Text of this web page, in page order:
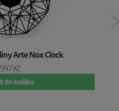
Arte Nox Clock
997 Kč
do košíku